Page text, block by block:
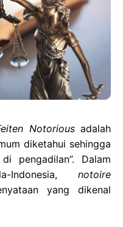
Notoriousadalah
diketahui sehingga
pengadilan”. Dalam
Indonesia, notoire
yang dikenal